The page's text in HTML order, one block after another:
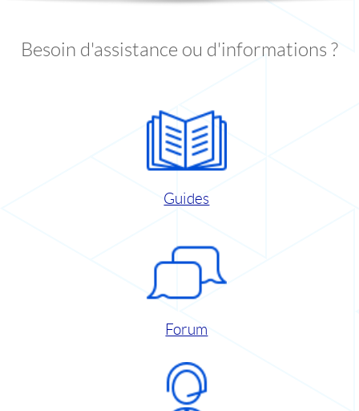
Besoin d'assistance ou d'informations ?
Guides
Forum